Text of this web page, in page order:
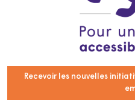
Recevoir les nouvelles